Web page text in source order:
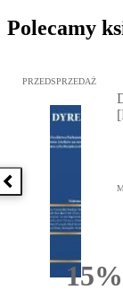
Polecamy
Poprzednia książka
Przejdź do:
PRZEDSPRZEDAŻ
15%